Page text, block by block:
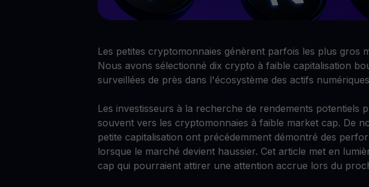
Les petites cryptomonnaies génèrent parfois les plus gros
Nous avons sélectionné dix crypto à faible capitalisation
surveillées de près dans l'écosystème des actifs
Les investisseurs à la recherche de rendements potentiels
souvent vers les cryptomonnaies à faible market cap. De
petite capitalisation ont précédemment démontré des
lorsque le marché devient haussier. Cet article met en
cap qui pourraient attirer une attention accrue lors du